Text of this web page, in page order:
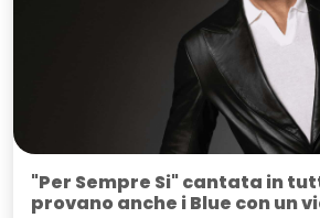
"Per Sempre Si" cantata in
provano anche i Blue con un